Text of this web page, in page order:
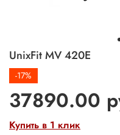
UnixFit MV 420E
-17%
37890.00
Купить в 1 клик